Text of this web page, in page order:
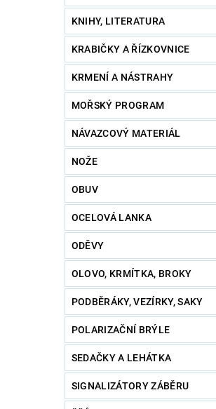
KNIHY, LITERATURA
KRABIČKY A ŘÍZKOVNICE
KRMENÍ A NÁSTRAHY
MOŘSKÝ PROGRAM
NÁVAZCOVÝ MATERIÁL
NOŽE
OBUV
OCELOVÁ LANKA
ODĚVY
OLOVO, KRMÍTKA, BROKY
PODBĚRÁKY, VEZÍRKY, SAKY
POLARIZAČNÍ BRÝLE
SEDAČKY A LEHÁTKA
SIGNALIZÁTORY ZÁBĚRU